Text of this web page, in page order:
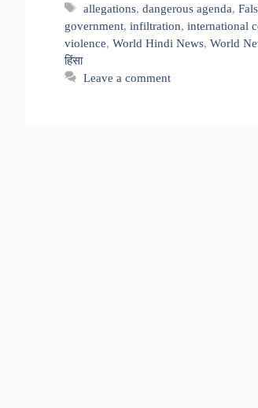
Tags
allegations,dangerous agenda,
government, infiltration, international
violence, World Hindi News, World
हिंसा
Leave a comment